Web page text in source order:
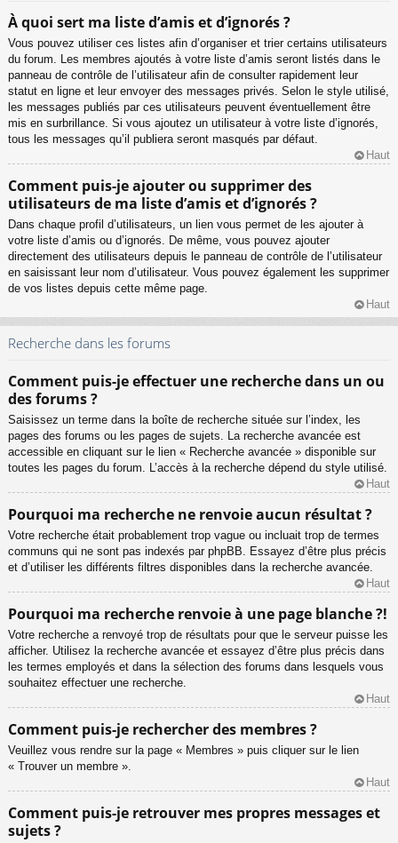
À quoi sert ma liste d’amis et d’ignorés ?
Vous pouvez utiliser ces listes afin d’organiser et trier certains utilisateurs
du forum. Les membres ajoutés à votre liste d’amis seront listés dans le
panneau de contrôle de l’utilisateur afin de consulter rapidement leur
statut en ligne et leur envoyer des messages privés. Selon le style utilisé,
les messages publiés par ces utilisateurs peuvent éventuellement être
mis en surbrillance. Si vous ajoutez un utilisateur à votre liste d’ignorés,
tous les messages qu’il publiera seront masqués par défaut.
Haut
Comment puis-je ajouter ou supprimer des
utilisateurs de ma liste d’amis et d’ignorés ?
Dans chaque profil d’utilisateurs, un lien vous permet de les ajouter à
votre liste d’amis ou d’ignorés. De même, vous pouvez ajouter
directement des utilisateurs depuis le panneau de contrôle de l’utilisateur
en saisissant leur nom d’utilisateur. Vous pouvez également les supprimer
de vos listes depuis cette même page.
Haut
Recherche dans les forums
Comment puis-je effectuer une recherche dans un ou
des forums ?
Saisissez un terme dans la boîte de recherche située sur l’index, les
pages des forums ou les pages de sujets. La recherche avancée est
accessible en cliquant sur le lien « Recherche avancée » disponible sur
toutes les pages du forum. L’accès à la recherche dépend du style utilisé.
Haut
Pourquoi ma recherche ne renvoie aucun résultat ?
Votre recherche était probablement trop vague ou incluait trop de termes
communs qui ne sont pas indexés par phpBB. Essayez d’être plus précis
et d’utiliser les différents filtres disponibles dans la recherche avancée.
Haut
Pourquoi ma recherche renvoie à une page blanche ?!
Votre recherche a renvoyé trop de résultats pour que le serveur puisse les
afficher. Utilisez la recherche avancée et essayez d’être plus précis dans
les termes employés et dans la sélection des forums dans lesquels vous
souhaitez effectuer une recherche.
Haut
Comment puis-je rechercher des membres ?
Veuillez vous rendre sur la page « Membres » puis cliquer sur le lien
« Trouver un membre ».
Haut
Comment puis-je retrouver mes propres messages et
sujets ?